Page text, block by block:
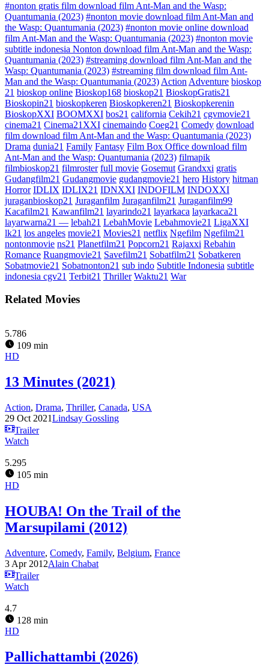
#nonton gratis film download film Ant-Man and the Wasp:
Quantumania (2023) #nonton movie download film Ant-Man and
the Wasp: Quantumania (2023) #nonton movie online download
film Ant-Man and the Wasp: Quantumania (2023) #nonton movie
subtitle indonesia Nonton download film Ant-Man and the Wasp:
Quantumania (2023) #streaming download film Ant-Man and the
Wasp: Quantumania (2023) #streaming film download film Ant-
Man and the Wasp: Quantumania (2023) Action Adventure bioskop
21 bioskop online Bioskop168 bioskop21 BioskopGratis21
Bioskopin21 bioskopkeren Bioskopkeren21 Bioskopkerenin
BioskopXXI BOOMXXI bos21 california Cekih21 cgvmovie21
cinema21 Cinema21XXI cinemaindo Coeg21 Comedy download
film download film Ant-Man and the Wasp: Quantumania (2023)
Drama dunia21 Family Fantasy Film Box Office download film
Ant-Man and the Wasp: Quantumania (2023) filmapik
filmbioskop21 filmroster full movie Gosemut Grandxxi gratis
Gudangfilm21 Gudangmovie gudangmovie21 hero History hitman
Horror IDLIX IDLIX21 IDNXXI INDOFILM INDOXXI
juraganbioskop21 Juraganfilm Juraganfilm21 Juraganfilm99
Kacafilm21 Kawanfilm21 layarindo21 layarkaca layarkaca21
layarwarna21 — lebah21 LebahMovie Lebahmovie21 LigaXXI
lk21 los angeles movie21 Movies21 netflix Ngefilm Ngefilm21
nontonmovie ns21 Planetfilm21 Popcorn21 Rajaxxi Rebahin
Romance Ruangmovie21 Savefilm21 Sobatfilm21 Sobatkeren
Sobatmovie21 Sobatnonton21 sub indo Subtitle Indonesia subtitle
indonesia cgv21 Terbit21 Thriller Waktu21 War
Related Movies
5.786
109 min
HD
13 Minutes (2021)
Action, Drama, Thriller, Canada, USA
29 Oct 2021Lindsay Gossling
Trailer
Watch
5.295
105 min
HD
HOUBA! On the Trail of the
Marsupilami (2012)
Adventure, Comedy, Family, Belgium, France
3 Apr 2012Alain Chabat
Trailer
Watch
4.7
128 min
HD
Pallichattambi (2026)